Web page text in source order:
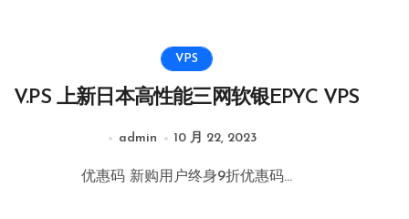
VPS
V.PS 上新日本高性能三网软银EPYC VPS
admin 10 月 22, 2023
优惠码 新购用户终身9折优惠码...